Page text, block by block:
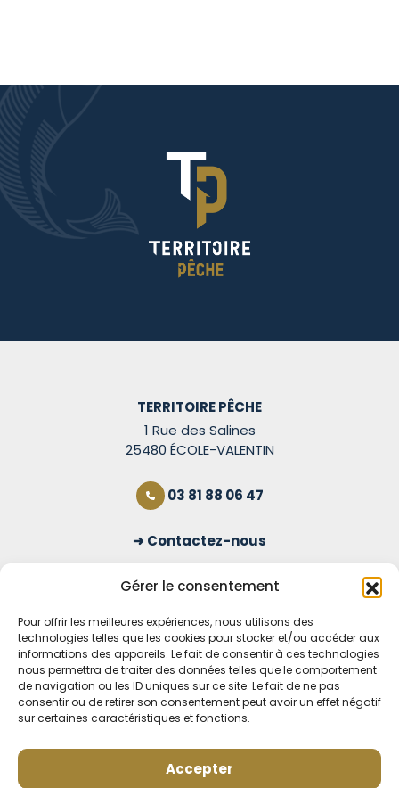
Gérer le consentement
Pour offrir les meilleures expériences, nous utilisons des
technologies telles que les cookies pour stocker et/ou accéder aux
informations des appareils. Le fait de consentir à ces technologies
nous permettra de traiter des données telles que le comportement
de navigation ou les ID uniques sur ce site. Le fait de ne pas
consentir ou de retirer son consentement peut avoir un effet négatif
sur certaines caractéristiques et fonctions.
Accepter
TERRITOIRE PÊCHE
1 Rue des Salines
25480 ÉCOLE-VALENTIN
03 81 88 06 47
Contactez-nous
OUVERT TOUS LES JOURS
Voir nos horaires
MENTIONS LÉGALES
POLITIQUE DE CONFIDENTIALITÉ